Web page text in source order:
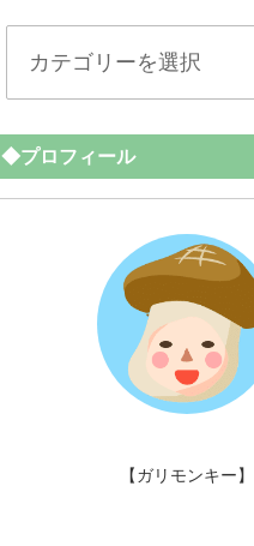
◆プロフィール
【ガリモンキー】